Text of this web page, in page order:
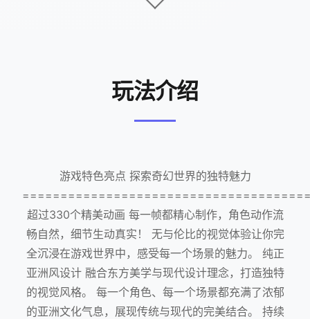
玩法介绍
游戏特色亮点 探索奇幻世界的独特魅力
超过330个精美动画 每一帧都精心制作，角色动作流
畅自然，细节生动真实！ 无与伦比的视觉体验让你完
全沉浸在游戏世界中，感受每一个场景的魅力。 纯正
亚洲风设计 融合东方美学与现代设计理念，打造独特
的视觉风格。 每一个角色、每一个场景都充满了浓郁
的亚洲文化气息，展现传统与现代的完美结合。 持续